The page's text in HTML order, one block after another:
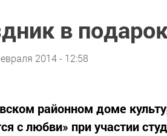
в
2014 - 12:58
районном доме
с любви» при участии